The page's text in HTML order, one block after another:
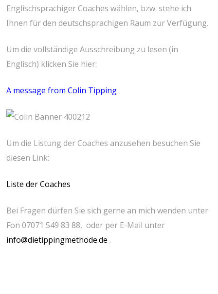
Englischsprachiger Coaches wählen, bzw. stehe ich
Ihnen für den deutschsprachigen Raum zur Verfügung.
Um die vollständige Ausschreibung zu lesen (in
Englisch) klicken Sie hier:
A message from Colin Tipping
Um die Listung der Coaches anzusehen besuchen Sie
diesen Link:
Liste der Coaches
Bei Fragen dürfen Sie sich gerne an mich wenden unter
Fon 07071 549 83 88, oder per E-Mail unter
info@dietippingmethode.de .